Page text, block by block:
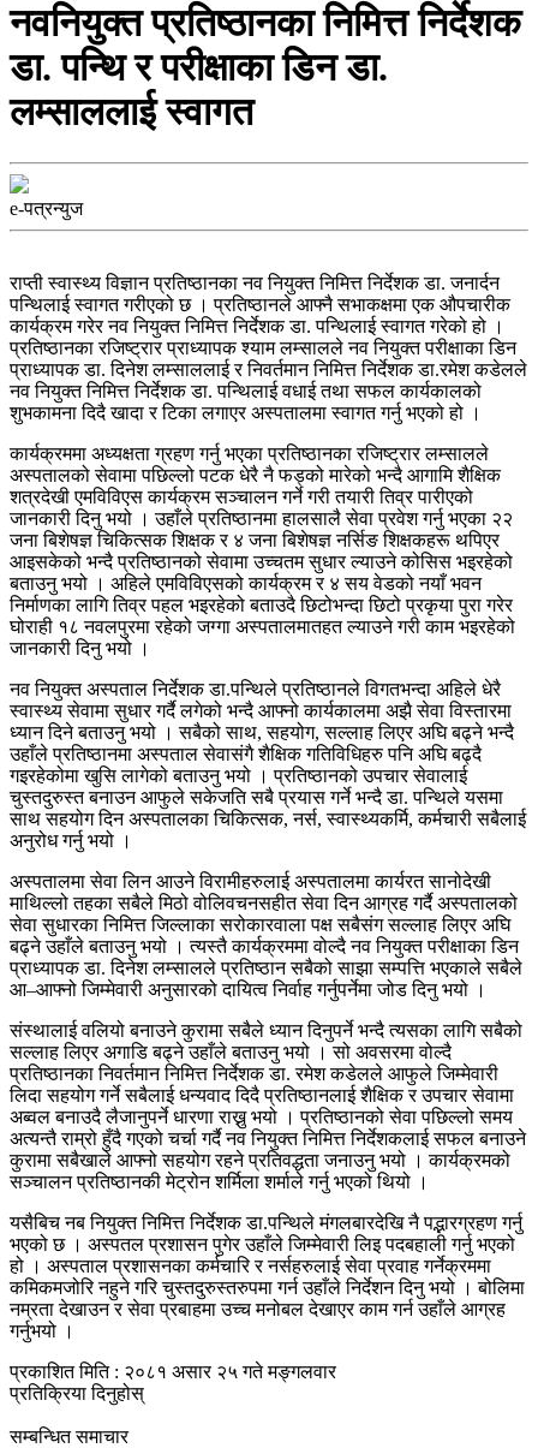
नवनियुक्त प्रतिष्ठानका निमित्त निर्देशक
डा. पन्थि र परीक्षाका डिन डा.
लम्साललाई स्वागत
e-पत्रन्युज
राप्ती स्वास्थ्य विज्ञान प्रतिष्ठानका नव नियुक्त निमित्त निर्देशक डा. जनार्दन
पन्थिलाई स्वागत गरीएको छ । प्रतिष्ठानले आफ्नै सभाकक्षमा एक औपचारीक
कार्यक्रम गरेर नव नियुक्त निमित्त निर्देशक डा. पन्थिलाई स्वागत गरेको हो ।
प्रतिष्ठानका रजिष्ट्रार प्राध्यापक श्याम लम्सालले नव नियुक्त परीक्षाका डिन
प्राध्यापक डा. दिनेश लम्साललाई र निवर्तमान निमित्त निर्देशक डा.रमेश कडेलले
नव नियुक्त निमित्त निर्देशक डा. पन्थिलाई वधाई तथा सफल कार्यकालको
शुभकामना दिदै खादा र टिका लगाएर अस्पतालमा स्वागत गर्नु भएको हो ।
कार्यक्रममा अध्यक्षता ग्रहण गर्नु भएका प्रतिष्ठानका रजिष्ट्रार लम्सालले
अस्पतालको सेवामा पछिल्लो पटक धेरै नै फड्को मारेको भन्दै आगामि शैक्षिक
शत्रदेखी एमविविएस कार्यक्रम सञ्चालन गर्ने गरी तयारी तिव्र पारीएको
जानकारी दिनु भयो । उहाँले प्रतिष्ठानमा हालसालै सेवा प्रवेश गर्नु भएका २२
जना बिशेषज्ञ चिकित्सक शिक्षक र ४ जना बिशेषज्ञ नर्सिङ शिक्षकहरू थपिएर
आइसकेको भन्दै प्रतिष्ठानको सेवामा उच्चतम सुधार ल्याउने कोसिस भइरहेको
बताउनु भयो । अहिले एमविविएसको कार्यक्रम र ४ सय वेडको नयाँ भवन
निर्माणका लागि तिव्र पहल भइरहेको बताउदै छिटोभन्दा छिटो प्रकृया पुरा गरेर
घोराही १८ नवलपुरमा रहेको जग्गा अस्पतालमातहत ल्याउने गरी काम भइरहेको
जानकारी दिनु भयो ।
नव नियुक्त अस्पताल निर्देशक डा.पन्थिले प्रतिष्ठानले विगतभन्दा अहिले धेरै
स्वास्थ्य सेवामा सुधार गर्दै लगेको भन्दै आफ्नो कार्यकालमा अझै सेवा विस्तारमा
ध्यान दिने बताउनु भयो । सबैको साथ, सहयोग, सल्लाह लिएर अघि बढ्ने भन्दै
उहाँले प्रतिष्ठानमा अस्पताल सेवासंगै शैक्षिक गतिविधिहरु पनि अघि बढ्दै
गइरहेकोमा खुसि लागेको बताउनु भयो । प्रतिष्ठानको उपचार सेवालाई
चुस्तदुरुस्त बनाउन आफुले सकेजति सबै प्रयास गर्ने भन्दै डा. पन्थिले यसमा
साथ सहयोग दिन अस्पतालका चिकित्सक, नर्स, स्वास्थ्यकर्मि, कर्मचारी सबैलाई
अनुरोध गर्नु भयो ।
अस्पतालमा सेवा लिन आउने विरामीहरुलाई अस्पतालमा कार्यरत सानोदेखी
माथिल्लो तहका सबैले मिठो वोलिवचनसहीत सेवा दिन आग्रह गर्दै अस्पतालको
सेवा सुधारका निमित्त जिल्लाका सरोकारवाला पक्ष सबैसंग सल्लाह लिएर अघि
बढ्ने उहाँले बताउनु भयो । त्यस्तै कार्यक्रममा वोल्दै नव नियुक्त परीक्षाका डिन
प्राध्यापक डा. दिनेश लम्सालले प्रतिष्ठान सबैको साझा सम्पत्ति भएकाले सबैले
आ–आफ्नो जिम्मेवारी अनुसारको दायित्व निर्वाह गर्नुपर्नेमा जोड दिनु भयो ।
संस्थालाई वलियो बनाउने कुरामा सबैले ध्यान दिनुपर्ने भन्दै त्यसका लागि सबैको
सल्लाह लिएर अगाडि बढ्ने उहाँले बताउनु भयो । सो अवसरमा वोल्दै
प्रतिष्ठानका निवर्तमान निमित्त निर्देशक डा. रमेश कडेलले आफुले जिम्मेवारी
लिदा सहयोग गर्ने सबैलाई धन्यवाद दिदै प्रतिष्ठानलाई शैक्षिक र उपचार सेवामा
अब्वल बनाउदै लैजानुपर्ने धारणा राख्नु भयो । प्रतिष्ठानको सेवा पछिल्लो समय
अत्यन्तै राम्रो हुँदै गएको चर्चा गर्दै नव नियुक्त निमित्त निर्देशकलाई सफल बनाउने
कुरामा सबैखाले आफ्नो सहयोग रहने प्रतिवद्धता जनाउनु भयो । कार्यक्रमको
सञ्चालन प्रतिष्ठानकी मेट्रोन शर्मिला शर्माले गर्नु भएको थियो ।
यसैबिच नब नियुक्त निमित्त निर्देशक डा.पन्थिले मंगलबारदेखि नै पद्भारग्रहण गर्नु
भएको छ । अस्पतल प्रशासन पुगेर उहाँले जिम्मेवारी लिइ पदबहाली गर्नु भएको
हो । अस्पताल प्रशासनका कर्मचारि र नर्सहरुलाई सेवा प्रवाह गर्नेक्रममा
कमिकमजोरि नहुने गरि चुस्तदुरुस्तरुपमा गर्न उहाँले निर्देशन दिनु भयो । बोलिमा
नम्रता देखाउन र सेवा प्रबाहमा उच्च मनोबल देखाएर काम गर्न उहाँले आग्रह
गर्नुभयो ।
प्रकाशित मिति : २०८१ असार २५ गते मङ्गलवार
प्रतिक्रिया दिनुहोस्
सम्बन्धित समाचार